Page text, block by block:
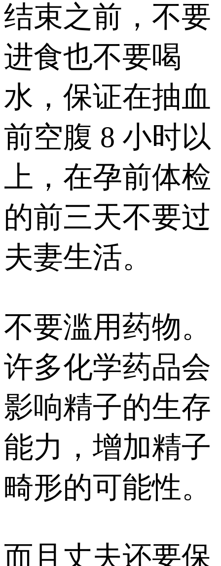
结束之前，不要
进食也不要喝
水，保证在抽血
前空腹 8 小时以
上，在孕前体检
的前三天不要过
夫妻生活。
不要滥用药物。
许多化学药品会
影响精子的生存
能力，增加精子
畸形的可能性。
而且丈夫还要保